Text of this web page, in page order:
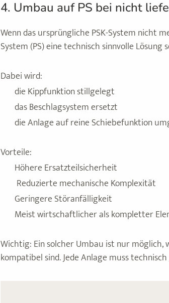
4. Umbau auf PS bei nicht
Wenn das ursprüngliche PSK-System nicht
System (PS) eine technisch sinnvolle Lösung
Dabei wird:
die Kippfunktion stillgelegt
das Beschlagsystem ersetzt
die Anlage auf reine Schiebefunktion
Vorteile:
Höhere Ersatzteilsicherheit
Reduzierte mechanische Komplexität
Geringere Störanfälligkeit
Meist wirtschaftlicher als kompletter
Wichtig: Ein solcher Umbau ist nur
kompatibel sind. Jede Anlage muss